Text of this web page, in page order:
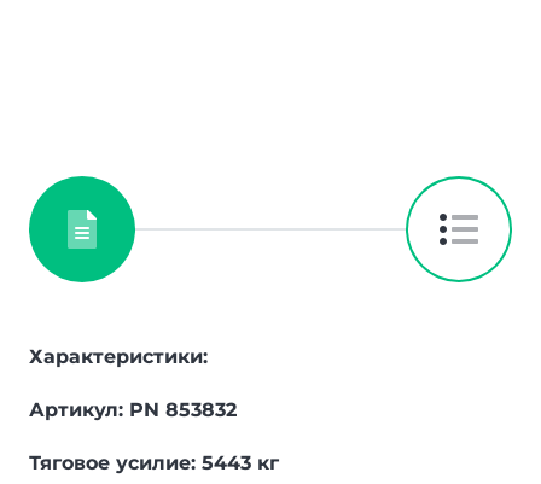
Характеристики:
Артикул: PN 853832
Тяговое усилие: 5443 кг